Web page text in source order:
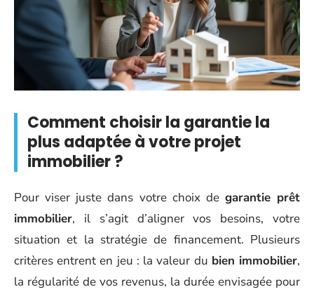
Comment choisir la garantie la
plus adaptée à votre projet
immobilier ?
Pour viser juste dans votre choix de garantie prêt
immobilier, il s’agit d’aligner vos besoins, votre
situation et la stratégie de financement. Plusieurs
critères entrent en jeu : la valeur du bien immobilier,
la régularité de vos revenus, la durée envisagée pour